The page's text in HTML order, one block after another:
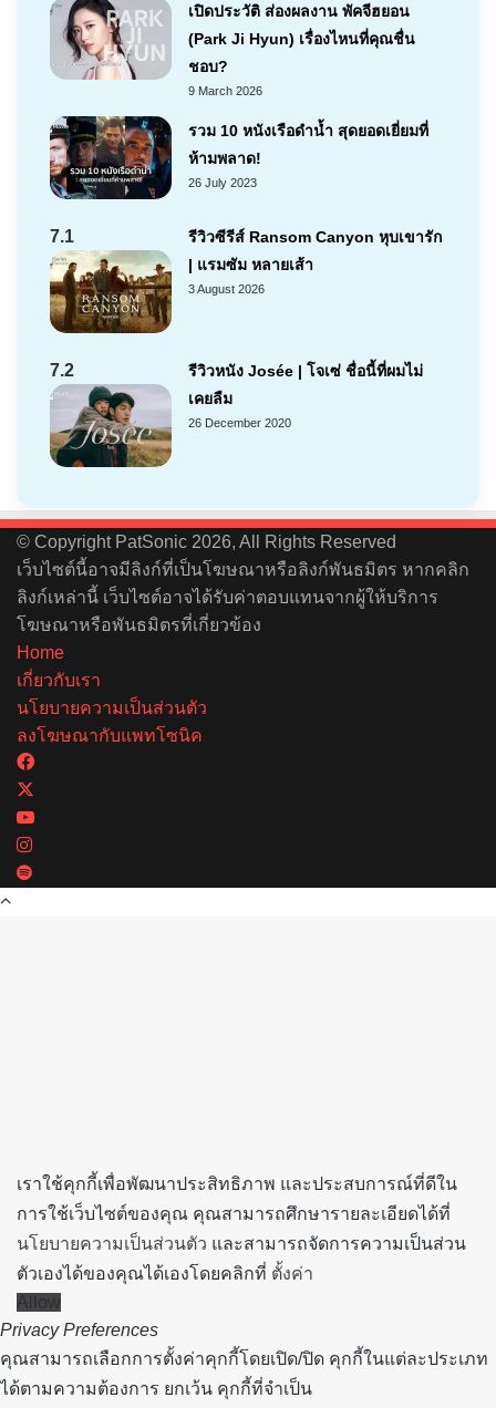
เปิดประวัติ ส่องผลงาน พัคจีฮยอน
(Park Ji Hyun) เรื่องไหนที่คุณชื่น
ชอบ?
9 March 2026
รวม 10 หนังเรือดำน้ำ สุดยอดเยี่ยมที่
ห้ามพลาด!
26 July 2023
7.1
รีวิวซีรีส์ Ransom Canyon หุบเขารัก
| แรมซัม หลายเส้า
3 August 2026
7.2
รีวิวหนัง Josée | โจเซ่ ชื่อนี้ที่ผมไม่
เคยลืม
26 December 2020
© Copyright PatSonic 2026, All Rights Reserved
เว็บไซต์นี้อาจมีลิงก์ที่เป็นโฆษณาหรือลิงก์พันธมิตร หากคลิก
ลิงก์เหล่านี้ เว็บไซต์อาจได้รับค่าตอบแทนจากผู้ให้บริการ
โฆษณาหรือพันธมิตรที่เกี่ยวข้อง
Home
เกี่ยวกับเรา
นโยบายความเป็นส่วนตัว
ลงโฆษณากับแพทโซนิค
เราใช้คุกกี้เพื่อพัฒนาประสิทธิภาพ และประสบการณ์ที่ดีใน
การใช้เว็บไซต์ของคุณ คุณสามารถศึกษารายละเอียดได้ที่
นโยบายความเป็นส่วนตัว และสามารถจัดการความเป็นส่วน
ตัวเองได้ของคุณได้เองโดยคลิกที่ ตั้งค่า
Allow
Privacy Preferences
คุณสามารถเลือกการตั้งค่าคุกกี้โดยเปิด/ปิด คุกกี้ในแต่ละประเภท
ได้ตามความต้องการ ยกเว้น คุกกี้ที่จำเป็น